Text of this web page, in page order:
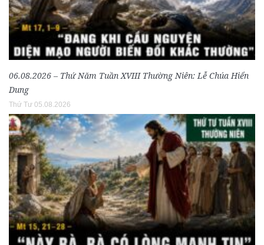
06.08.2026 – Thứ Năm Tuần XVIII Thường Niên: Lễ Chúa Hiển
Dung
Thứ Tư 05.08.2026